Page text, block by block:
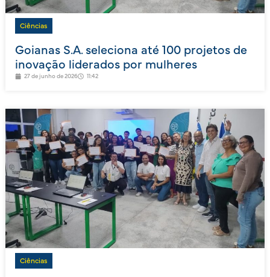
Ciências
Goianas S.A. seleciona até 100 projetos de
inovação liderados por mulheres
27 de junho de 2026 11:42
Ciências